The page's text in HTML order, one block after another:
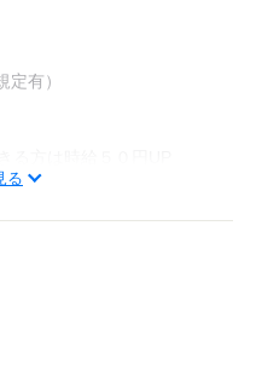
る
有）
る